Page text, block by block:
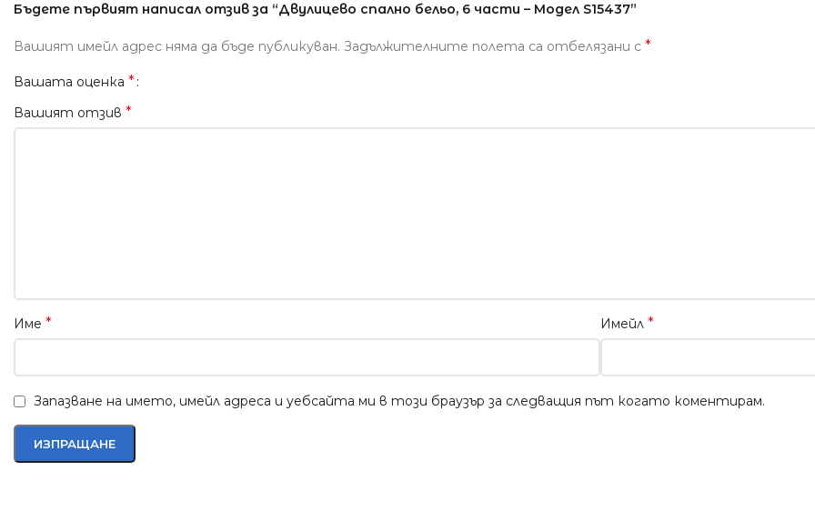
Бъдете първият написал отзив за “Двулицево спално бельо, 6 части – Модел S15437”
Вашият имейл адрес няма да бъде публикуван. Задължителните полета са отбелязани с *
Вашата оценка *
Вашият отзив *
Име * Имейл *
Запазване на името, имейл адреса и уебсайта ми в този браузър за следващия път когато коментирам.